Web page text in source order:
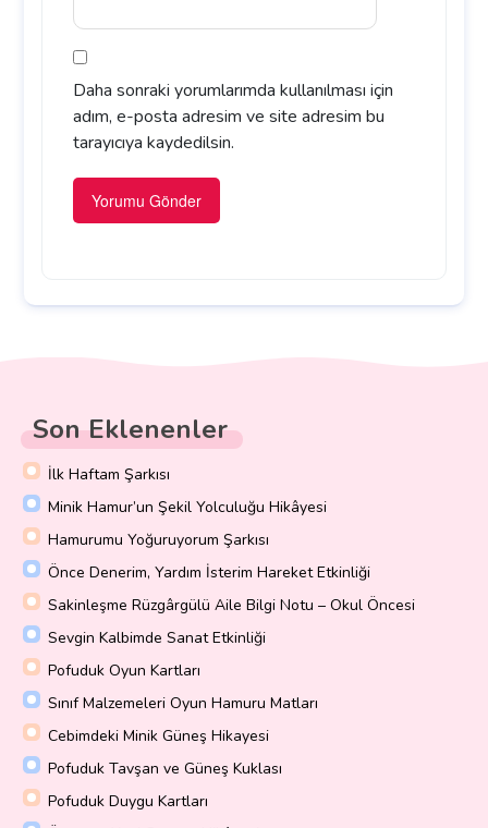
Daha sonraki yorumlarımda kullanılması için
adım, e-posta adresim ve site adresim bu
tarayıcıya kaydedilsin.
Son Eklenenler
İlk Haftam Şarkısı
Minik Hamur’un Şekil Yolculuğu Hikâyesi
Hamurumu Yoğuruyorum Şarkısı
Önce Denerim, Yardım İsterim Hareket Etkinliği
Sakinleşme Rüzgârgülü Aile Bilgi Notu – Okul Öncesi
Sevgin Kalbimde Sanat Etkinliği
Pofuduk Oyun Kartları
Sınıf Malzemeleri Oyun Hamuru Matları
Cebimdeki Minik Güneş Hikayesi
Pofuduk Tavşan ve Güneş Kuklası
Pofuduk Duygu Kartları